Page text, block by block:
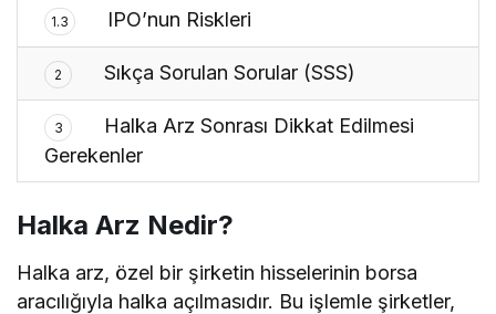
1.3 IPO’nun Riskleri
2 Sıkça Sorulan Sorular (SSS)
3
Halka Arz Sonrası Dikkat Edilmesi
Gerekenler
Halka Arz Nedir?
Halka arz, özel bir şirketin hisselerinin borsa
aracılığıyla halka açılmasıdır. Bu işlemle şirketler,